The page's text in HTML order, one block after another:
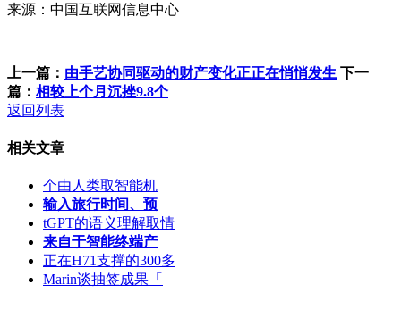
来源：中国互联网信息中心
上一篇： 由手艺协同驱动的财产变化正正在悄悄发生 下一
篇： 相较上个月沉挫9.8个
返回列表
相关文章
个由人类取智能机
输入旅行时间、预
tGPT的语义理解取情
来自于智能终端产
正在H71支撑的300多
Marin谈抽签成果「